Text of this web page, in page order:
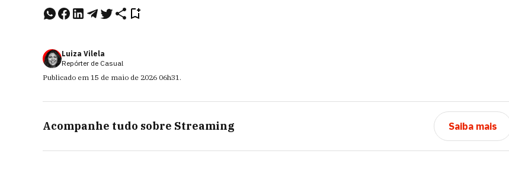
Luiza Vilela
Repórter de Casual
Publicado em 15 de maio de 2026 06h31.
Acompanhe tudo sobre Streaming Saiba mais